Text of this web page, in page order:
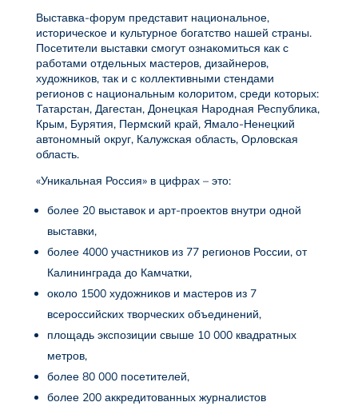
Выставка-форум представит национальное,
историческое и культурное богатство нашей страны.
Посетители выставки смогут ознакомиться как с
работами отдельных мастеров, дизайнеров,
художников, так и с коллективными стендами
регионов с национальным колоритом, среди которых:
Татарстан, Дагестан, Донецкая Народная Республика,
Крым, Бурятия, Пермский край, Ямало-Ненецкий
автономный округ, Калужская область, Орловская
область.
«Уникальная Россия» в цифрах – это:
более 20 выставок и арт-проектов внутри одной
выставки,
более 4000 участников из 77 регионов России, от
Калининграда до Камчатки,
около 1500 художников и мастеров из 7
всероссийских творческих объединений,
площадь экспозиции свыше 10 000 квадратных
метров,
более 80 000 посетителей,
более 200 аккредитованных журналистов